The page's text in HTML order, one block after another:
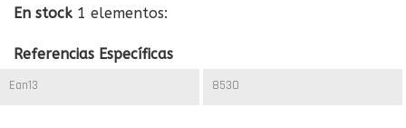
En stock 1 elementos:
Referencias Específicas
Ean13 8530